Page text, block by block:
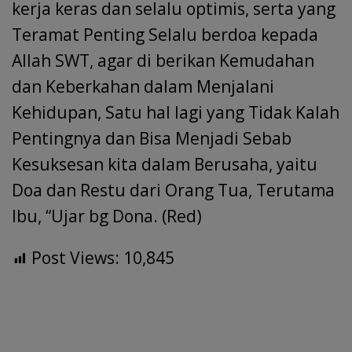
kerja keras dan selalu optimis, serta yang
Teramat Penting Selalu berdoa kepada
Allah SWT, agar di berikan Kemudahan
dan Keberkahan dalam Menjalani
Kehidupan, Satu hal lagi yang Tidak Kalah
Pentingnya dan Bisa Menjadi Sebab
Kesuksesan kita dalam Berusaha, yaitu
Doa dan Restu dari Orang Tua, Terutama
Ibu, “Ujar bg Dona. (Red)
Post Views: 10,845